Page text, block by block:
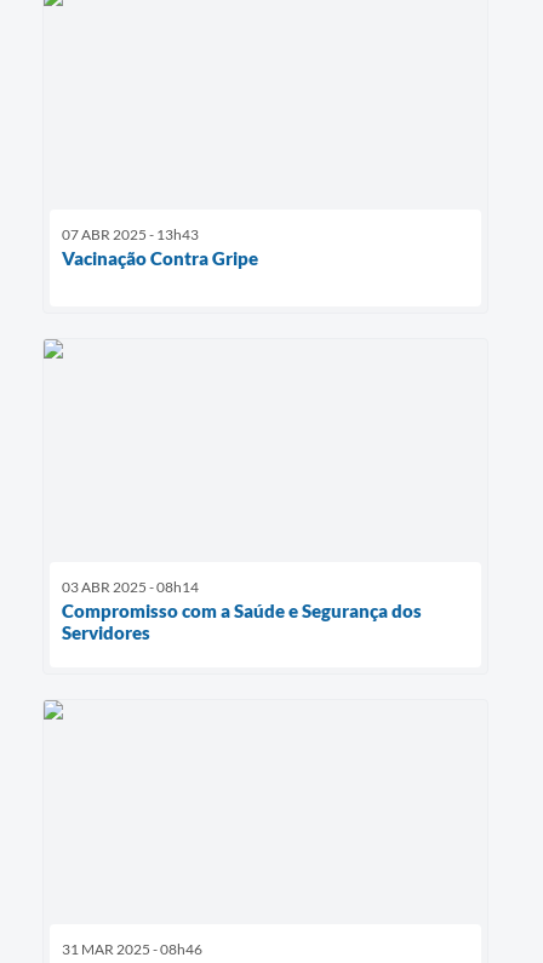
07 ABR 2025 - 13h43
Vacinação Contra Gripe
03 ABR 2025 - 08h14
Compromisso com a Saúde e Segurança dos
Servidores
31 MAR 2025 - 08h46